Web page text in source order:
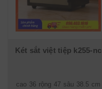
Két sắt việt tiệp k255-nc
cao 36 rộng 47 sâu 38.5 cm